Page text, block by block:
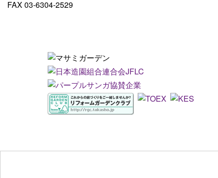
FAX 03-6304-2529